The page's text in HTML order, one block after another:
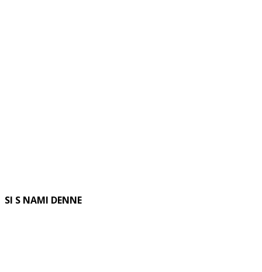
SI S NAMI DENNE